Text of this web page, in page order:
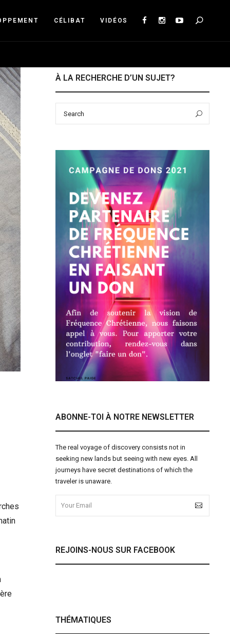
CÉLIBAT VIDÉOS
À LA RECHERCHE D’UN SUJET?
ABONNE-TOI À NOTRE NEWSLETTER
The real voyage of discovery consists not in
seeking new lands but seeing with new eyes. All
journeys have secret destinations of which the
traveler is unaware.
REJOINS-NOUS SUR FACEBOOK
THÉMATIQUES